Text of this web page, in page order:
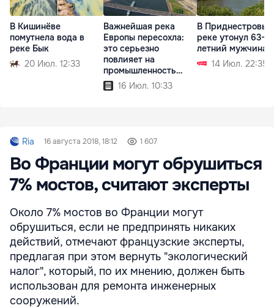
В Кишинёве
помутнела вода в
реке Бык
20 Июл. 12:33
Важнейшая река
Европы пересохла:
это серьезно
повлияет на
промышленность
континента
16 Июл. 10:33
В Приднестровье
реке утонул 63-
летний мужчина
14 Июл. 22:35
Ria 16 августа 2018, 18:12 1 607
Во Франции могут обрушиться
7% мостов, считают эксперты
Около 7% мостов во Франции могут
обрушиться, если не предпринять никаких
действий, отмечают французские эксперты,
предлагая при этом вернуть "экологический
налог", который, по их мнению, должен быть
использован для ремонта инженерных
сооружений.